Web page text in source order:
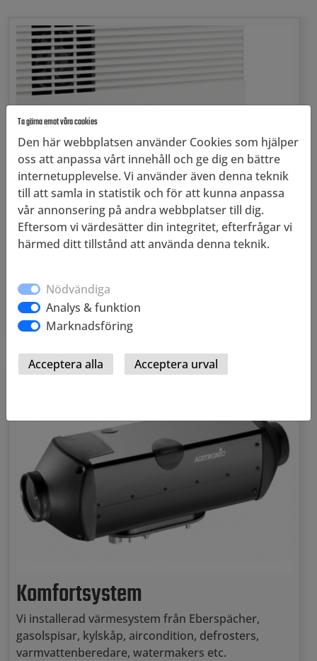
Bränsleceller
högre effekter i 24V system arbetar vi även med
SerEnergy.
Komfortsystem
Vi installerad värmesystem från Eberspächer,
gasolspisar, kylskåp, aircondition, defrosters,
varmvattenberedare, watermakers etc.
Ta gärna emot våra cookies
Den här webbplatsen använder Cookies som hjälper
oss att anpassa vårt innehåll och ge dig en bättre
internetupplevelse. Vi använder även denna teknik
till att samla in statistik och för att kunna anpassa
vår annonsering på andra webbplatser till dig.
Eftersom vi värdesätter din integritet, efterfrågar vi
härmed ditt tillstånd att använda denna teknik.
Nödvändiga
Analys & funktion
Marknadsföring